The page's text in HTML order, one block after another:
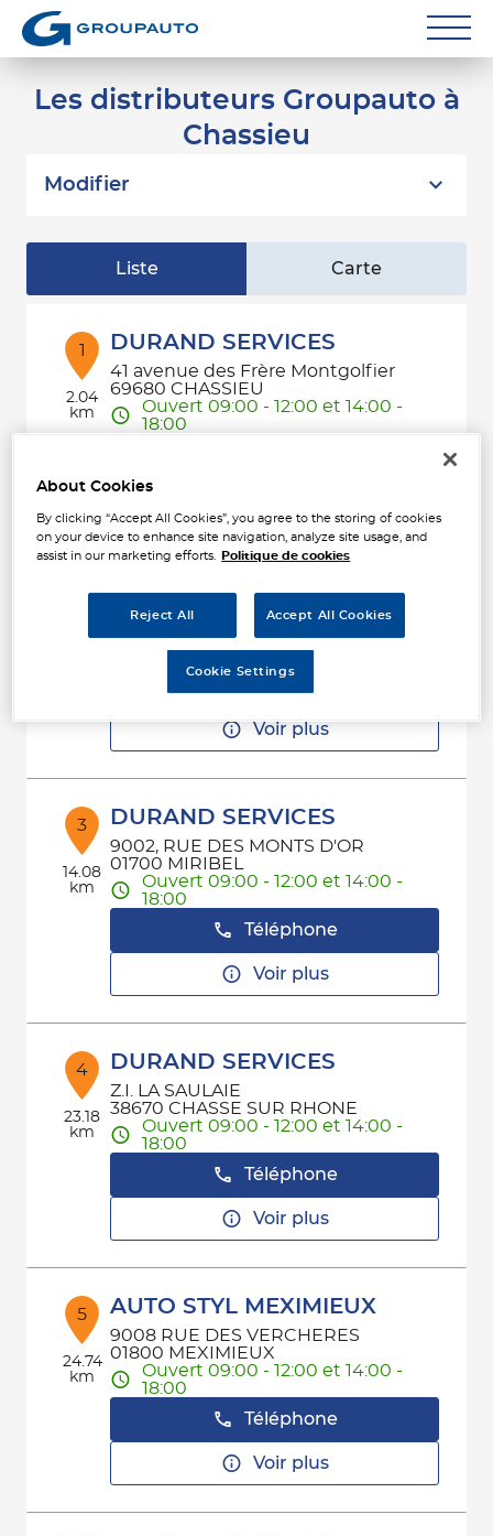
Carrossiers
Particuliers
Contact
Les distributeurs Groupauto à
Chassieu
Modifier
Liste Carte
1
2.04
km
DURAND SERVICES
41 avenue des Frère Montgolfier
69680 CHASSIEU
Ouvert 09:00 - 12:00 et 14:00 -
18:00
3.77
PAVI ST PRIEST
35 AV URBAIN LE VERRIER
69800 SAINT-PRIEST
Fermé actuellement
Voir plus
3
14.08
km
DURAND SERVICES
9002, RUE DES MONTS D'OR
01700 MIRIBEL
Ouvert 09:00 - 12:00 et 14:00 -
18:00
Téléphone
Voir plus
4
23.18
km
DURAND SERVICES
Z.I. LA SAULAIE
38670 CHASSE SUR RHONE
Ouvert 09:00 - 12:00 et 14:00 -
18:00
Téléphone
Voir plus
5
24.74
km
AUTO STYL MEXIMIEUX
9008 RUE DES VERCHERES
01800 MEXIMIEUX
Ouvert 09:00 - 12:00 et 14:00 -
18:00
Téléphone
Voir plus
About Cookies
By clicking “Accept All Cookies”, you agree to the storing of cookies
on your device to enhance site navigation, analyze site usage, and
assist in our marketing efforts.
Politique de cookies
Reject All Accept All Cookies
Cookie Settings